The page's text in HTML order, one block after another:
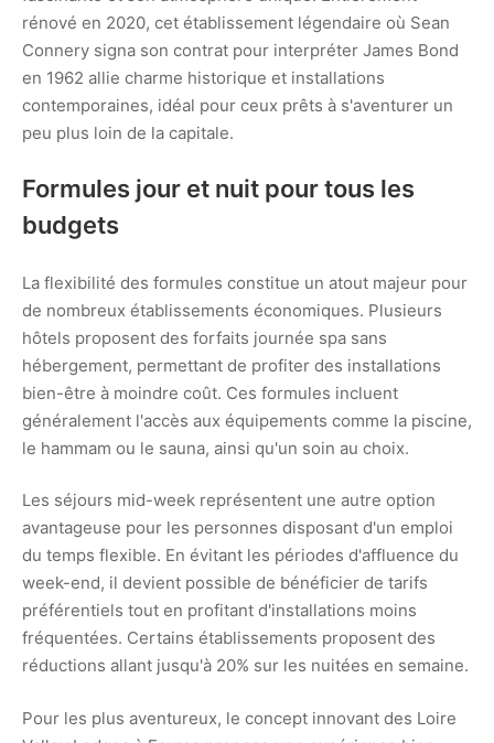
rénové en 2020, cet établissement légendaire où Sean
Connery signa son contrat pour interpréter James Bond
en 1962 allie charme historique et installations
contemporaines, idéal pour ceux prêts à s'aventurer un
peu plus loin de la capitale.
Formules jour et nuit pour tous les
budgets
La flexibilité des formules constitue un atout majeur pour
de nombreux établissements économiques. Plusieurs
hôtels proposent des forfaits journée spa sans
hébergement, permettant de profiter des installations
bien-être à moindre coût. Ces formules incluent
généralement l'accès aux équipements comme la piscine,
le hammam ou le sauna, ainsi qu'un soin au choix.
Les séjours mid-week représentent une autre option
avantageuse pour les personnes disposant d'un emploi
du temps flexible. En évitant les périodes d'affluence du
week-end, il devient possible de bénéficier de tarifs
préférentiels tout en profitant d'installations moins
fréquentées. Certains établissements proposent des
réductions allant jusqu'à 20% sur les nuitées en semaine.
Pour les plus aventureux, le concept innovant des Loire